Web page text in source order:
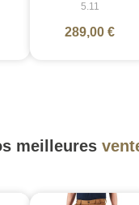
5.11
289,00 €
meilleures